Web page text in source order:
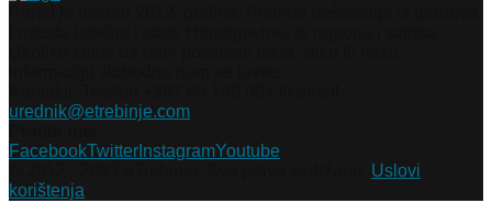
urednik@etrebinje.com
FacebookTwitter InstagramYoutube
Uslovi
korištenja